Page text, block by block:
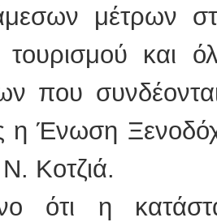
μέτρων
τουρισμού και
που
η Ένωση
Κοτζιά.
ότι η